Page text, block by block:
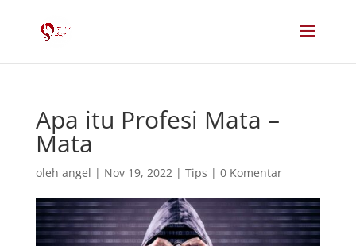
Apa itu Profesi Mata –
Mata
oleh angel | Nov 19, 2022| Tips | 0 Komentar